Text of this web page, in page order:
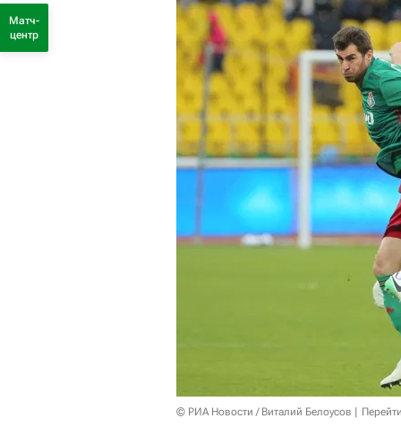
© РИА Новости / Виталий Белоусов
Матч-
центр